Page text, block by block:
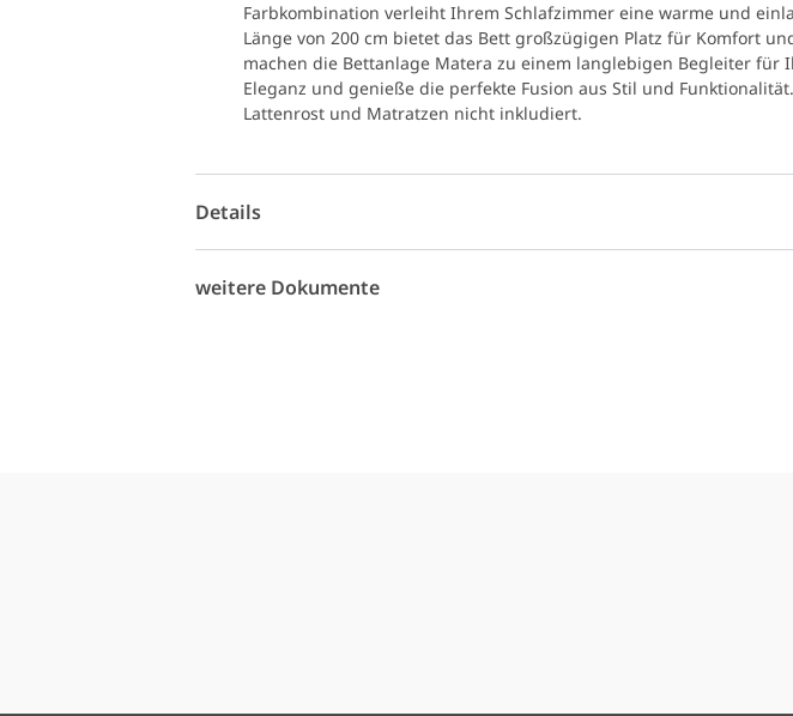
Farbkombination verleiht Ihrem Schlafzimmer eine warme und
Länge von 200 cm bietet das Bett großzügigen Platz für Komfort
machen die Bettanlage Matera zu einem langlebigen Begleiter für
Eleganz und genieße die perfekte Fusion aus Stil und Funktionalität.
Lattenrost und Matratzen nicht inkludiert.
Details
weitere Dokumente